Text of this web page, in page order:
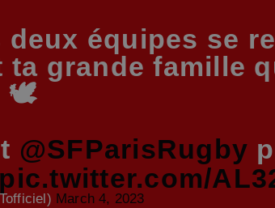
équipes se
grande famille
🕊
@SFParisRugby
pic.twitter.com/
March 4, 2023